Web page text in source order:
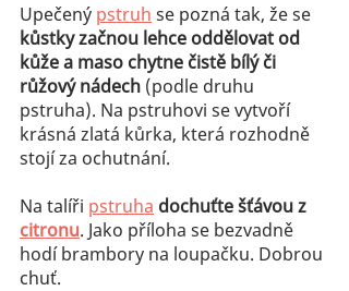
Upečený pstruh se pozná tak, že se
kůstky začnou lehce oddělovat od
kůže a maso chytne čistě bílý či
růžový nádech (podle druhu
pstruha). Na pstruhovi se vytvoří
krásná zlatá kůrka, která rozhodně
stojí za ochutnání.
Na talíři pstruha dochuťte šťávou z
citronu. Jako příloha se bezvadně
hodí brambory na loupačku. Dobrou
chuť.